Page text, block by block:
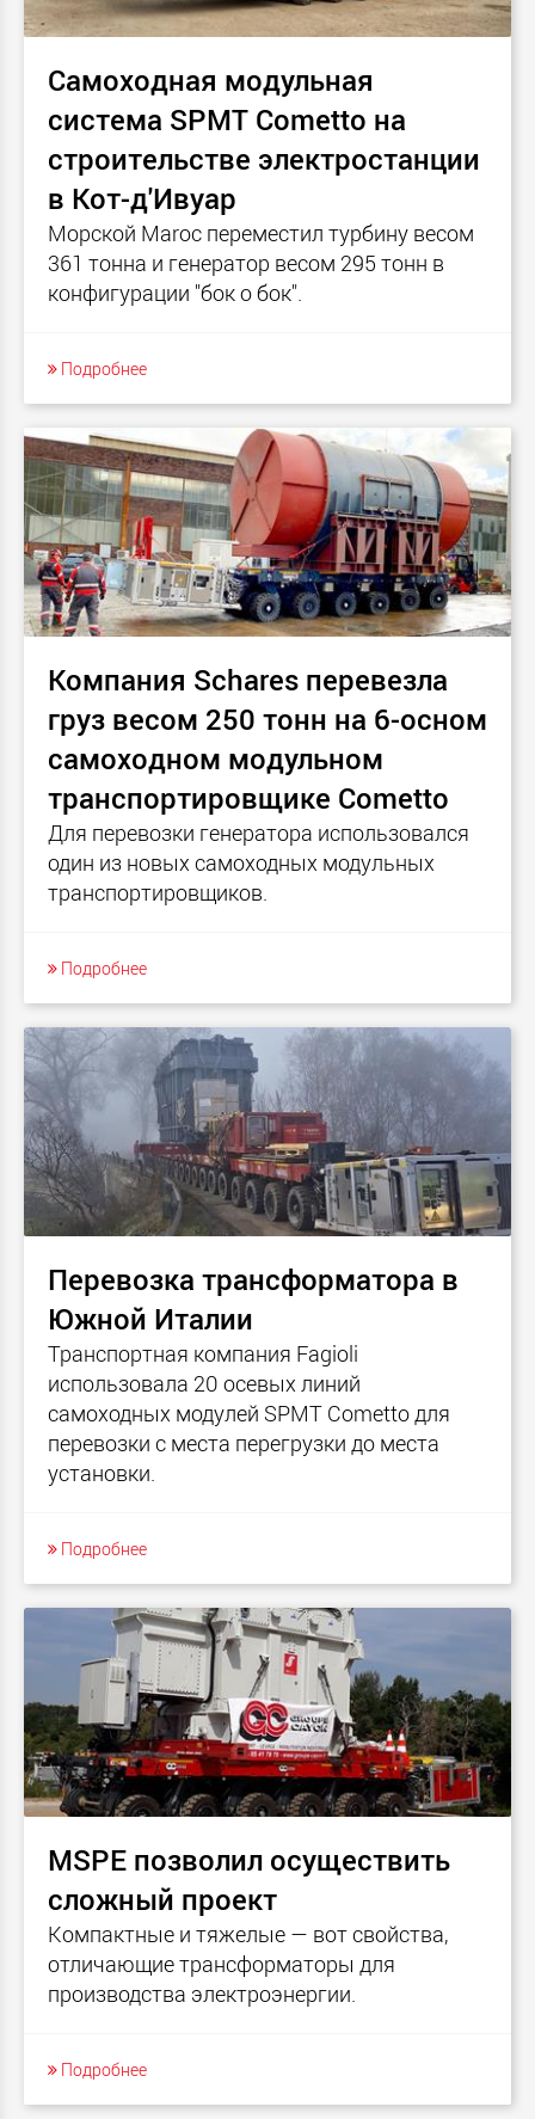
Самоходная модульная
система SPMT Cometto на
строительстве электростанции
в Кот-д'Ивуар
Морской Maroc переместил турбину весом
361 тонна и генератор весом 295 тонн в
конфигурации "бок о бок".
Подробнее
Компания Schares перевезла
груз весом 250 тонн на 6-осном
самоходном модульном
транспортировщике Cometto
Для перевозки генератора использовался
один из новых самоходных модульных
транспортировщиков.
Подробнее
Перевозка трансформатора в
Южной Италии
Транспортная компания Fagioli
использовала 20 осевых линий
самоходных модулей SPMT Cometto для
перевозки с места перегрузки до места
установки.
Подробнее
MSPE позволил осуществить
сложный проект
Компактные и тяжелые — вот свойства,
отличающие трансформаторы для
производства электроэнергии.
Подробнее